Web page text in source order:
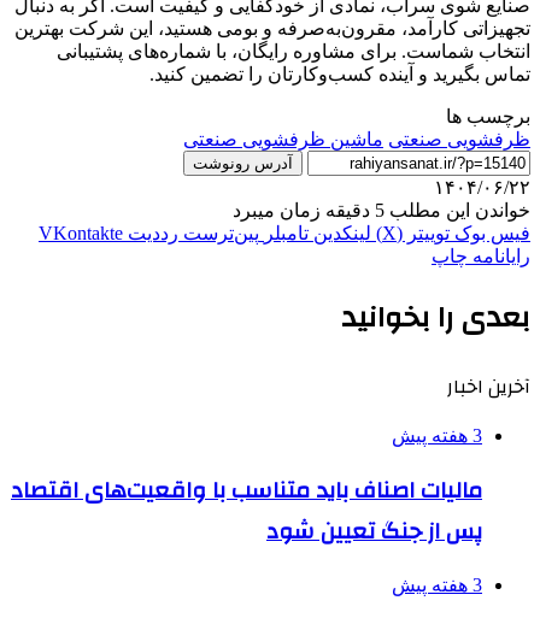
صنایع شوی سرآب، نمادی از خودکفایی و کیفیت است. اگر به دنبال
تجهیزاتی کارآمد، مقرون‌به‌صرفه و بومی هستید، این شرکت بهترین
انتخاب شماست. برای مشاوره رایگان، با شماره‌های پشتیبانی
تماس بگیرید و آینده کسب‌وکارتان را تضمین کنید.
برچسب ها
ظرفشویی صنعتی ماشین ظرفشویی صنعتی
آدرس رونوشت
۱۴۰۴/۰۶/۲۲
خواندن این مطلب 5 دقیقه زمان میبرد
فیس بوک توییتر (X) لینکدین ‫تامبلر ‫پین‌ترست ‫رددیت ‫VKontakte
رایانامه چاپ
بعدی را بخوانید
آخرین اخبار
3 هفته پیش
مالیات اصناف باید متناسب با واقعیت‌های اقتصاد
پس از جنگ تعیین شود
3 هفته پیش